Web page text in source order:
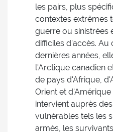
les pairs, plus
contextes extrêmes
guerre ou sinistrées
difficiles d'accès. Au
dernières années,
l'Arctique canadien
de pays d'Afrique,
Orient et
intervient auprès
vulnérables tels les
armés, les